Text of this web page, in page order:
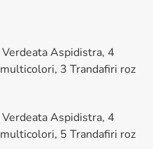
Aspidistra, 4
3 Trandafiri roz
Aspidistra, 4
5 Trandafiri roz